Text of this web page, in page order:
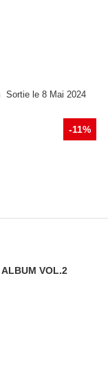
Sortie le 8 Mai 2024
-11%
VOL.2